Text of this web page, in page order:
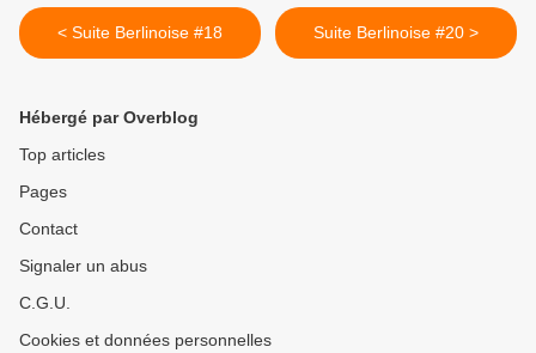
< Suite Berlinoise #18 Suite Berlinoise #20 >
Hébergé par Overblog
Top articles
Pages
Contact
Signaler un abus
C.G.U.
Cookies et données personnelles